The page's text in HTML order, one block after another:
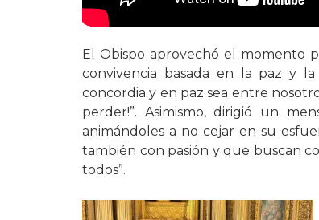
El Obispo aprovechó el momento
convivencia basada en la paz y
concordia y en paz sea entre
perder!”. Asimismo, dirigió un
animándoles a no cejar en su
también con pasión y que buscan
todos”.